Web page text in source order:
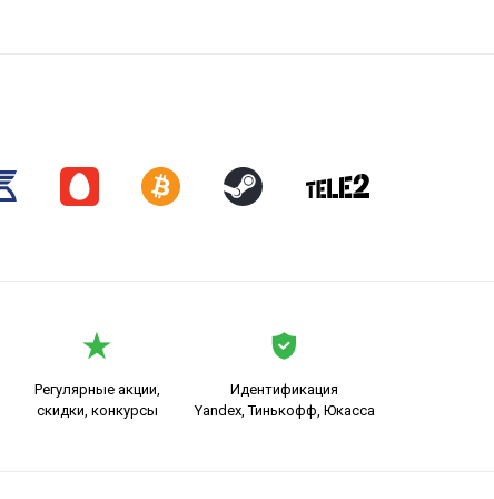
Регулярные акции,
скидки, конкурсы
Идентификация
Yandex, Тинькофф, Юкасса